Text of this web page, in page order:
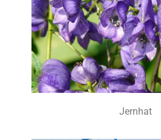
Jernhat